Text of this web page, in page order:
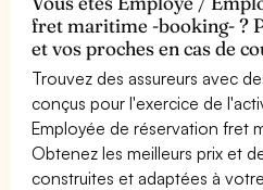
fret maritime -booking- ?
et vos proches en cas de
Trouvez des assureurs avec
conçus pour l'exercice de
Employée de réservation fret
Obtenez les meilleurs prix et
construites et adaptées à